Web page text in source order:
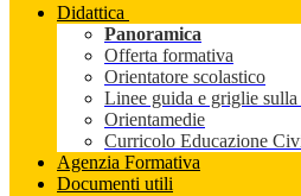
Didattica
Panoramica
Offerta formativa
Orientatore scolastico
Linee guida e griglie
Orientamedie
Curricolo Educazione
Agenzia Formativa
Documenti utili